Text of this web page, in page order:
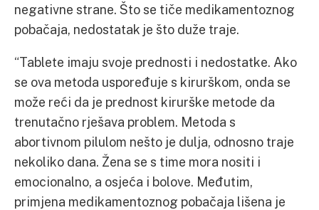
negativne strane. Što se tiče medikamentoznog
pobačaja, nedostatak je što duže traje.
“Tablete imaju svoje prednosti i nedostatke. Ako
se ova metoda uspoređuje s kirurškom, onda se
može reći da je prednost kirurške metode da
trenutačno rješava problem. Metoda s
abortivnom pilulom nešto je dulja, odnosno traje
nekoliko dana. Žena se s time mora nositi i
emocionalno, a osjeća i bolove. Međutim,
primjena medikamentoznog pobačaja lišena je